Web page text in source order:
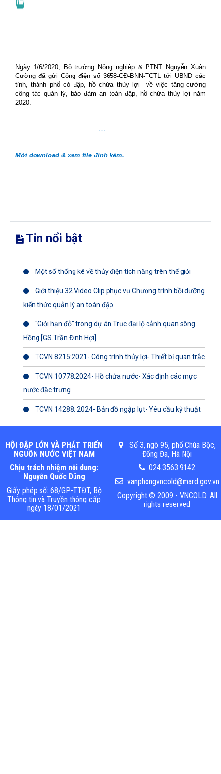
Ngày 1/6/2020, Bộ trưởng Nông nghiệp & PTNT Nguyễn Xuân
Cường đã gửi Công điện số 3658-CĐ-BNN-TCTL tới UBND các
tỉnh, thành phố có đập, hồ chứa thủy lợi
về việc tăng cường
công tác quản lý, bảo đảm an toàn đập, hồ chứa thủy lợi năm
2020.
…
Mời download & xem file đính kèm.
Tin nổi bật
Một số thống kê về thủy điện tích năng trên thế giới
Giới thiệu 32 Video Clip phục vụ Chương trình bồi dưỡng
kiến thức quản lý an toàn đập
"Giới hạn đỏ" trong dự án Trục đại lộ cảnh quan sông
Hồng [GS.Trần Đình Hợi]
TCVN 8215:2021- Công trình thủy lợi- Thiết bị quan trắc
TCVN 10778:2024- Hồ chứa nước- Xác định các mực
nước đặc trưng
TCVN 14288: 2024- Bản đồ ngập lụt- Yêu cầu kỹ thuật
HỘI ĐẬP LỚN VÀ PHÁT TRIỂN
NGUỒN NƯỚC VIỆT NAM
Chịu trách nhiệm nội dung:
Nguyễn Quốc Dũng
Giấy phép số: 68/GP-TTĐT, Bộ
Thông tin và Truyền thông cấp
ngày 18/01/2021
Số 3, ngõ 95, phố Chùa Bộc,
Đống Đa, Hà Nội
024.3563.9142
vanphongvncold@mard.gov.vn
Copyright © 2009 - VNCOLD. All
rights reserved